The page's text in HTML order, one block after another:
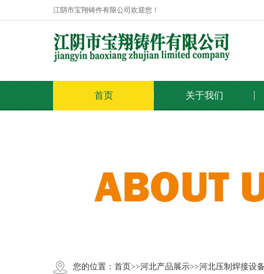
江阴市宝翔铸件有限公司欢迎您！
首页 关于我们
您的位置： 首页>>河北产品展示>>河北压制焊接设